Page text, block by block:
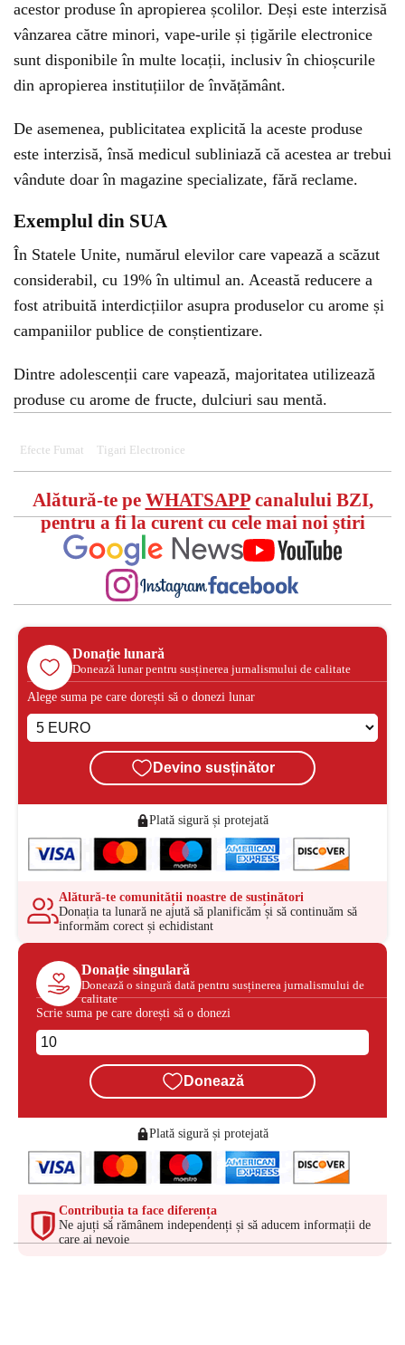
acestor produse în apropierea școlilor. Deși este interzisă
vânzarea către minori, vape-urile și țigările electronice
sunt disponibile în multe locații, inclusiv în chioșcurile
din apropierea instituțiilor de învățământ.
De asemenea, publicitatea explicită la aceste produse
este interzisă, însă medicul subliniază că acestea ar trebui
vândute doar în magazine specializate, fără reclame.
Exemplul din SUA
În Statele Unite, numărul elevilor care vapează a scăzut
considerabil, cu 19% în ultimul an. Această reducere a
fost atribuită interdicțiilor asupra produselor cu arome și
campaniilor publice de conștientizare.
Dintre adolescenții care vapează, majoritatea utilizează
produse cu arome de fructe, dulciuri sau mentă.
Efecte Fumat Tigari Electronice
Alătură-te pe WHATSAPPcanalului BZI,
pentru a fi la curent cu cele mai noi știri
Donație lunară
Donează lunar pentru susținerea jurnalismului de calitate
Alege suma pe care dorești să o donezi lunar
Devino susținător
Plată sigură și protejată
Alătură-te comunității noastre de susținători
Donația ta lunară ne ajută să planificăm și să continuăm să
informăm corect și echidistant
Donație singulară
Donează o singură dată pentru susținerea jurnalismului de
calitate
Scrie suma pe care dorești să o donezi
Donează
Plată sigură și protejată
Contribuția ta face diferența
Ne ajuți să rămânem independenți și să aducem informații de
care ai nevoie